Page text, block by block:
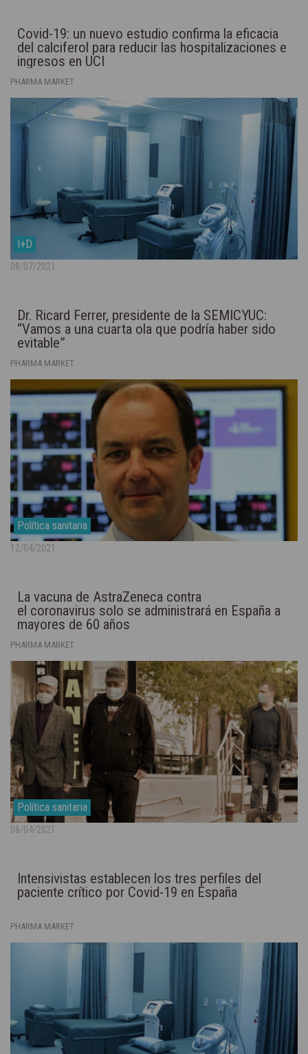
Covid-19: un nuevo estudio confirma la eficacia
del calciferol para reducir las hospitalizaciones e
ingresos en UCI
PHARMA MARKET
I+D
08/07/2021
Dr. Ricard Ferrer, presidente de la SEMICYUC:
“Vamos a una cuarta ola que podría haber sido
evitable”
PHARMA MARKET
Política sanitaria
12/04/2021
La vacuna de AstraZeneca contra
el coronavirus solo se administrará en España a
mayores de 60 años
PHARMA MARKET
Política sanitaria
08/04/2021
Intensivistas establecen los tres perfiles del
paciente crítico por Covid-19 en España
PHARMA MARKET